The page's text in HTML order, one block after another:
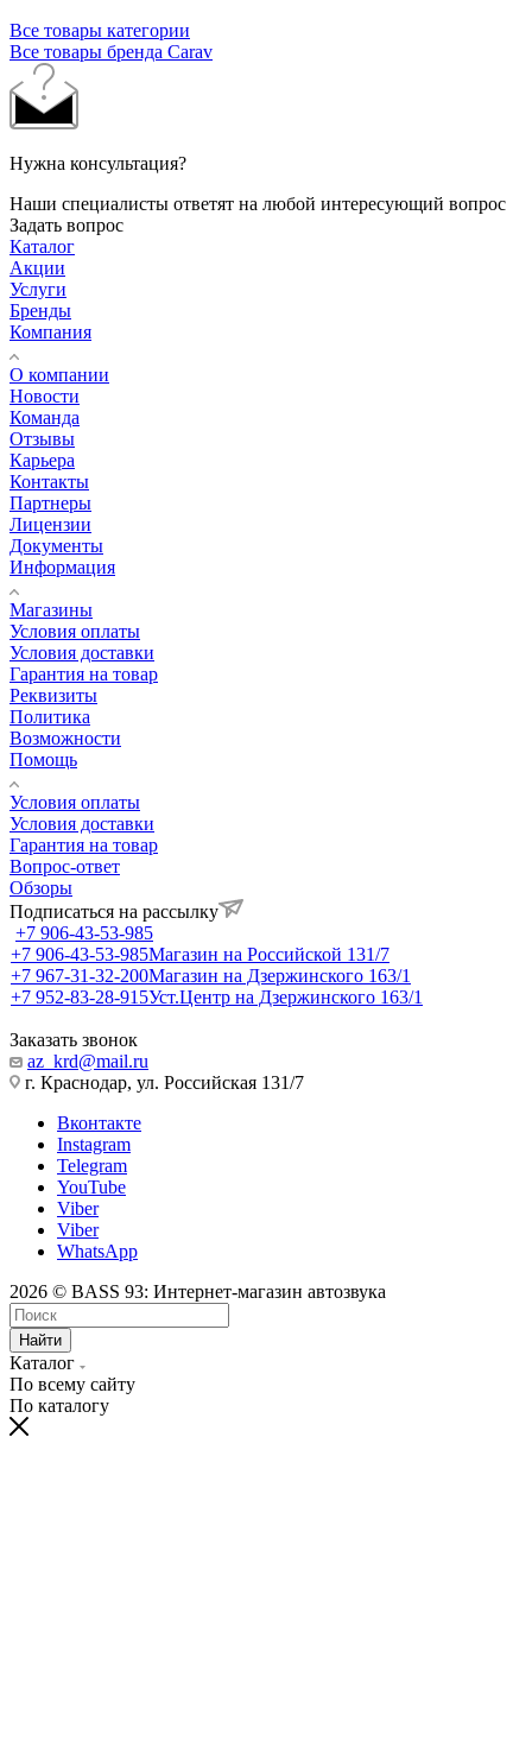
Все товары категории
Все товары бренда Carav
Нужна консультация?
Наши специалисты ответят на любой интересующий вопрос
Задать вопрос
Каталог
Акции
Услуги
Бренды
Компания
О компании
Новости
Команда
Отзывы
Карьера
Контакты
Партнеры
Лицензии
Документы
Информация
Магазины
Условия оплаты
Условия доставки
Гарантия на товар
Реквизиты
Политика
Возможности
Помощь
Условия оплаты
Условия доставки
Гарантия на товар
Вопрос-ответ
Обзоры
Подписаться на рассылку
+7 906-43-53-985
+7 906-43-53-985Магазин на Российской 131/7
+7 967-31-32-200Магазин на Дзержинского 163/1
+7 952-83-28-915Уст.Центр на Дзержинского 163/1
Заказать звонок
az_krd@mail.ru
г. Краснодар, ул. Российская 131/7
Вконтакте
Instagram
Telegram
YouTube
Viber
Viber
WhatsApp
2026 © BASS 93: Интернет-магазин автозвука
Найти
Каталог
По всему сайту
По каталогу